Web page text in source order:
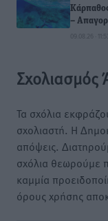
–
09.08.26 · 11:53
Σχολιασμός
Τα σχόλια
σχολιαστή. Η
απόψεις.
σχόλια θεωρούμε
καμμία
όρους χρήσης